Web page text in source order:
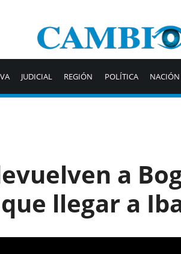
JUDICIAL REGIÓN POLÍTICA NACIÓN
a
llegar a